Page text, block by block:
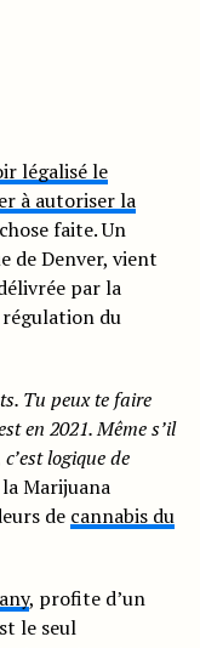
légalisé le
à autoriser la
faite. Un
de Denver, vient
par la
du
Tu peux te faire
en 2021. Même s’il
logique de
Marijuana
de cannabis du
, profite d’un
le seul